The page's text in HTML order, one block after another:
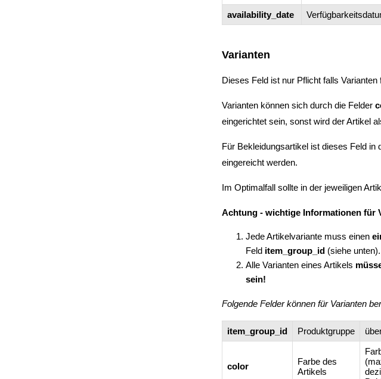
availability_date
Varianten
Dieses Feld ist nur Pflicht falls
Varianten können sich durch die Felder
eingerichtet sein, sonst wird der Artikel
Für Bekleidungsartikel ist dieses Feld in
eingereicht werden.
Im Optimalfall sollte in der jeweiligen
Achtung - wichtige Informationen für
Jede Artikelvariante muss einen
Feld item_group_id (siehe unten).
Alle Varianten eines Artikels
sein!
Folgende Felder können für Varianten
item_group_id Produktgruppe
color
Farbe des
Artikels